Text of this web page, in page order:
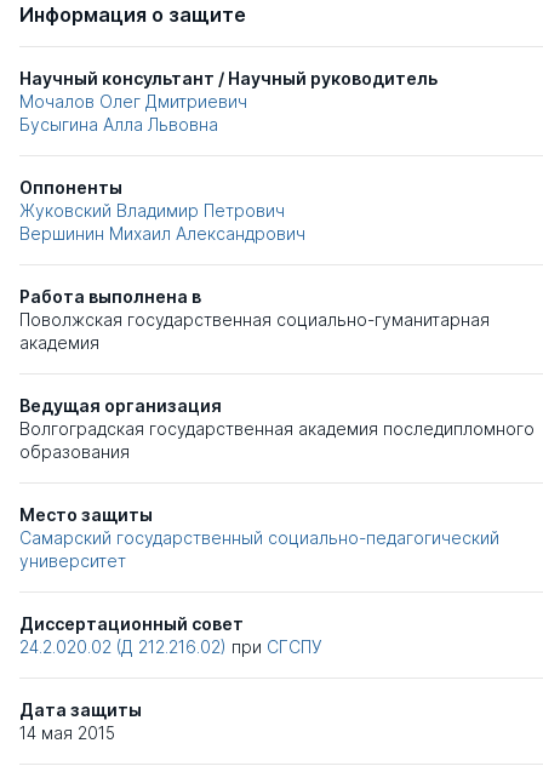
Информация о защите
Научный консультант / Научный руководитель
Мочалов Олег Дмитриевич
Бусыгина Алла Львовна
Оппоненты
Жуковский Владимир Петрович
Вершинин Михаил Александрович
Работа выполнена в
Поволжская государственная социально-гуманитарная
академия
Ведущая организация
Волгоградская государственная академия последипломного
образования
Место защиты
Самарский государственный социально-педагогический
университет
Диссертационный совет
24.2.020.02 (Д 212.216.02) при СГСПУ
Дата защиты
14 мая 2015